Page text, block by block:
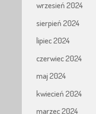
wrzesień 2024
sierpień 2024
lipiec 2024
czerwiec 2024
maj 2024
kwiecień 2024
marzec 2024